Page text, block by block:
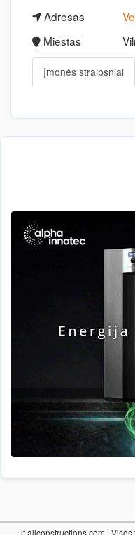
Adresas
Miestas
Įmonės straipsniai
lt.allconstructions.com | Visos